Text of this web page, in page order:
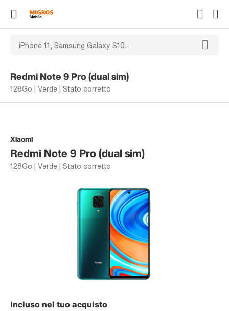
Redmi Note 9 Pro (dual sim)
128Go | Verde | Stato corretto
Xiaomi
Redmi Note 9 Pro (dual sim)
128Go | Verde | Stato corretto
Incluso nel tuo acquisto